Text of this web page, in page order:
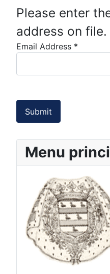
Please enter
address on file.
Email Address *
Submit
Menu